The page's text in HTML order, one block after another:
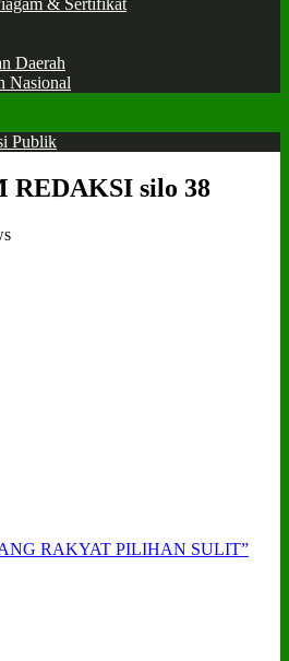
Daerah
Nasional
Publik
REDAKSI silo 38
RAKYAT PILIHAN SULIT”